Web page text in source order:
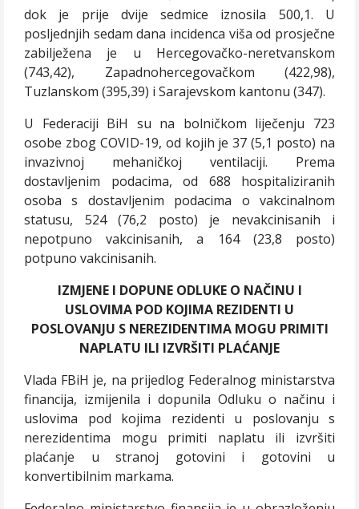
dok je prije dvije sedmice iznosila 500,1. U
posljednjih sedam dana incidenca viša od prosječne
zabilježena je u Hercegovačko-neretvanskom
(743,42), Zapadnohercegovačkom (422,98),
Tuzlanskom (395,39) i Sarajevskom kantonu (347).
U Federaciji BiH su na bolničkom liječenju 723
osobe zbog COVID-19, od kojih je 37 (5,1 posto) na
invazivnoj mehaničkoj ventilaciji. Prema
dostavljenim podacima, od 688 hospitaliziranih
osoba s dostavljenim podacima o vakcinalnom
statusu, 524 (76,2 posto) je nevakcinisanih i
nepotpuno vakcinisanih, a 164 (23,8 posto)
potpuno vakcinisanih.
IZMJENE I DOPUNE ODLUKE O NAČINU I
USLOVIMA POD KOJIMA REZIDENTI U
POSLOVANJU S NEREZIDENTIMA MOGU PRIMITI
NAPLATU ILI IZVRŠITI PLAĆANJE
Vlada FBiH je, na prijedlog Federalnog ministarstva
financija, izmijenila i dopunila Odluku o načinu i
uslovima pod kojima rezidenti u poslovanju s
nerezidentima mogu primiti naplatu ili izvršiti
plaćanje u stranoj gotovini i gotovini u
konvertibilnim markama.